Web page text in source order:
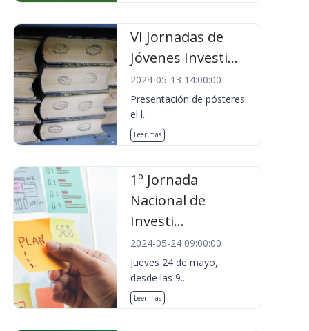
VI Jornadas de
Jóvenes Investi...
2024-05-13 14:00:00
Presentación de pósteres:
el l...
Leer más
1º Jornada
Nacional de
Investi...
2024-05-24 09:00:00
Jueves 24 de mayo,
desde las 9...
Leer más